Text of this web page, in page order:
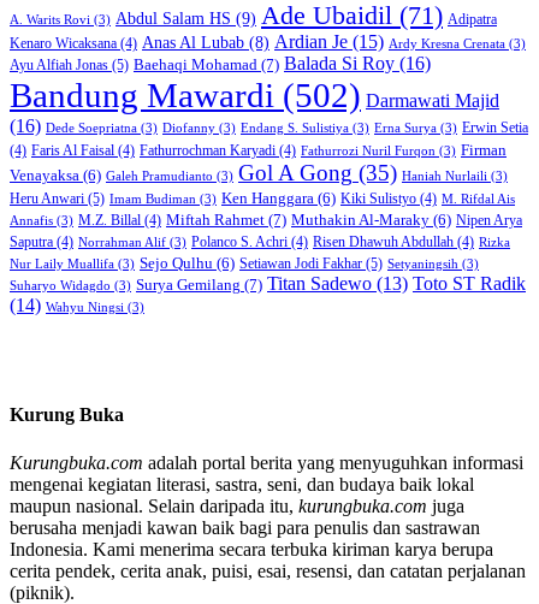
A. Warits Rovi (3) Abdul Salam HS (9) Ade Ubaidil (71) Adipatra
Kenaro Wicaksana (4) Anas Al Lubab (8) Ardian Je (15) Ardy Kresna Crenata (3)
Ayu Alfiah Jonas (5) Baehaqi Mohamad (7) Balada Si Roy (16)
Bandung Mawardi (502) Darmawati Majid
(16) Dede Soepriatna (3) Diofanny (3) Endang S. Sulistiya (3) Erna Surya (3) Erwin Setia
(4) Faris Al Faisal (4) Fathurrochman Karyadi (4) Fathurrozi Nuril Furqon (3) Firman
Venayaksa (6) Galeh Pramudianto (3) Gol A Gong (35) Haniah Nurlaili (3)
Heru Anwari (5) Imam Budiman (3) Ken Hanggara (6) Kiki Sulistyo (4) M. Rifdal Ais
Annafis (3) M.Z. Billal (4) Miftah Rahmet (7) Muthakin Al-Maraky (6) Nipen Arya
Saputra (4) Norrahman Alif (3) Polanco S. Achri (4) Risen Dhawuh Abdullah (4) Rizka
Nur Laily Muallifa (3) Sejo Qulhu (6) Setiawan Jodi Fakhar (5) Setyaningsih (3)
Suharyo Widagdo (3) Surya Gemilang (7) Titan Sadewo (13) Toto ST Radik
(14) Wahyu Ningsi (3)
Kurung Buka
Kurungbuka.com adalah portal berita yang menyuguhkan informasi
mengenai kegiatan literasi, sastra, seni, dan budaya baik lokal
maupun nasional. Selain daripada itu, kurungbuka.com juga
berusaha menjadi kawan baik bagi para penulis dan sastrawan
Indonesia. Kami menerima secara terbuka kiriman karya berupa
cerita pendek, cerita anak, puisi, esai, resensi, dan catatan perjalanan
(piknik).